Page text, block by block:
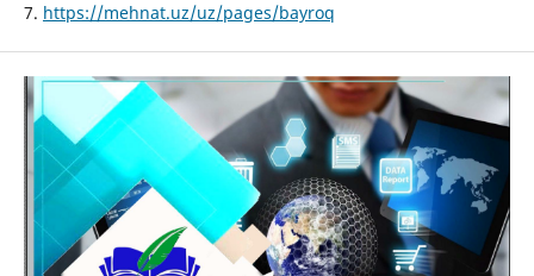
7. https://mehnat.uz/uz/pages/bayroq